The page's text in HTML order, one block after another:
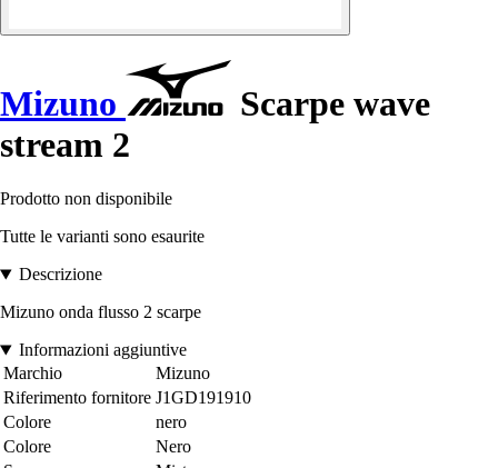
Mizuno
Scarpe wave
stream 2
Prodotto non disponibile
Tutte le varianti sono esaurite
Descrizione
Mizuno onda flusso 2 scarpe
Informazioni aggiuntive
Marchio
Mizuno
Riferimento fornitore J1GD191910
Colore
nero
Colore
Nero